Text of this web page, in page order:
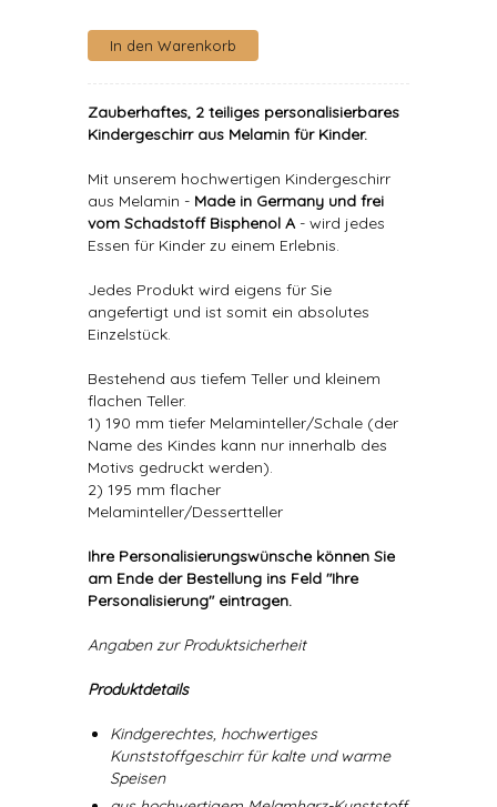
Zauberhaftes, 2 teiliges personalisierbares
Kindergeschirr aus Melamin für Kinder.
Mit unserem hochwertigen Kindergeschirr
aus Melamin - Made in Germany und frei
vom Schadstoff Bisphenol A- wird jedes
Essen für Kinder zu einem Erlebnis.
Jedes Produkt wird eigens für Sie
angefertigt und ist somit ein absolutes
Einzelstück.
Bestehend aus tiefem Teller und kleinem
flachen Teller.
1) 190 mm tiefer Melaminteller/Schale (der
Name des Kindes kann nur innerhalb des
Motivs gedruckt werden).
2) 195 mm flacher
Melaminteller/Dessertteller
Ihre Personalisierungswünsche können Sie
am Ende der Bestellung ins Feld "Ihre
Personalisierung" eintragen.
Angaben zur Produktsicherheit
Produktdetails
Kindgerechtes, hochwertiges
Kunststoffgeschirr für kalte und warme
Speisen